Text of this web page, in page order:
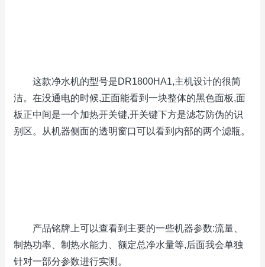
这款净水机的型号是DR1800HA1,主机设计的很简
洁。在没通电的时候,正面能看到一块整体的黑色面板,面
板正中间是一个加热开关键,开关键下方是滤芯防伪的识
别区。从机器侧面的透明窗口可以看到内部的两个滤瓶。
产品铭牌上可以查看到主要的一些机器参数:流量、
制热功率、制热水能力、额定总净水量等,后面我会单独
针对一部分参数进行实测。